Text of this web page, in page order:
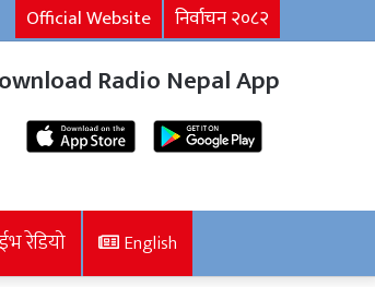
Official Website निर्वाचन २०८२
Radio Nepal App
रेडियो English